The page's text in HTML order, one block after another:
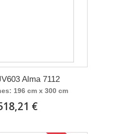
Alma 7112
196 cm x 300 cm
€